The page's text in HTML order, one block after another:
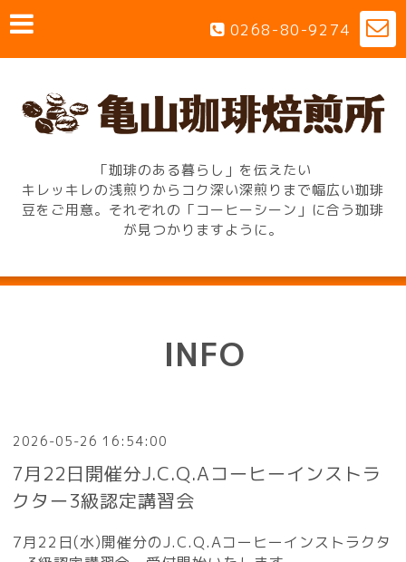
0268-80-9274
「珈琲のある暮らし」を伝えたい
キレッキレの浅煎りからコク深い深煎りまで幅広い珈琲
豆をご用意。それぞれの「コーヒーシーン」に合う珈琲
が見つかりますように。
INFO
2026-05-26 16:54:00
7月22日開催分J.C.Q.Aコーヒーインストラ
クター3級認定講習会
7月22日(水)開催分のJ.C.Q.Aコーヒーインストラクタ